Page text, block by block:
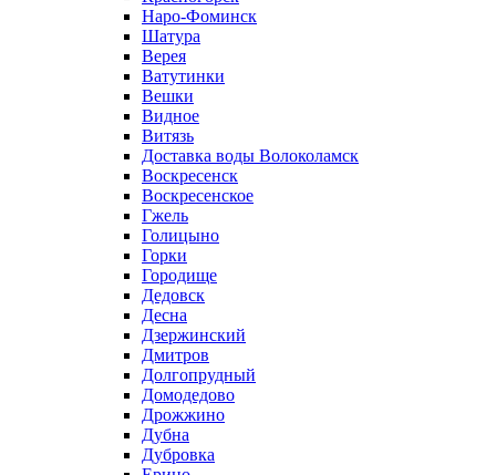
Наро-Фоминск
Шатура
Верея
Ватутинки
Вешки
Видное
Витязь
Доставка воды Волоколамск
Воскресенск
Воскресенское
Гжель
Голицыно
Горки
Городище
Дедовск
Десна
Дзержинский
Дмитров
Долгопрудный
Домодедово
Дрожжино
Дубна
Дубровка